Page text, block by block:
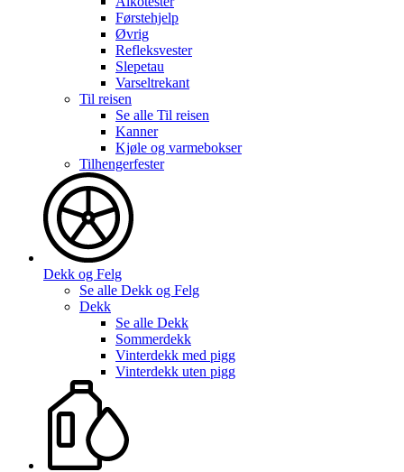
Førstehjelp
Øvrig
Refleksvester
Slepetau
Varseltrekant
Til reisen
Se alle Til reisen
Kanner
Kjøle og varmebokser
Tilhengerfester
Dekk og Felg
Se alle Dekk og Felg
Dekk
Se alle Dekk
Sommerdekk
Vinterdekk med pigg
Vinterdekk uten pigg